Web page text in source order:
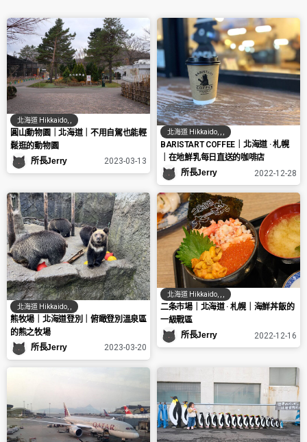
北海道 Hikkaido
圓山動物園｜北海道｜不用自駕也能輕
鬆逛的動物園
所長Jerry
2023-03-13
北海道 Hikkaido
BARISTART COFFEE｜北海道 · 札幌
｜在地鮮乳每日直送的咖啡店
所長Jerry
2022-12-28
北海道 Hikkaido
熊牧場｜北海道登別｜俯瞰登別溫泉區
的熊之牧場
所長Jerry
2023-03-20
北海道 Hikkaido, , ,
二条市場｜北海道 · 札幌｜海鮮丼飯的
一級戰區
所長Jerry
2022-12-16